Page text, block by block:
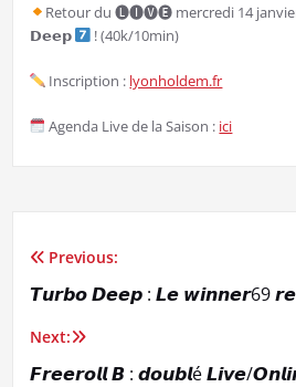
Retour du 🅛🅘🅥🅔 mercredi 14
𝗗𝗲𝗲𝗽
! (40k/10min)
Inscription : lyonholdem.fr
Agenda Live de la Saison : ici
Navigation
de
l’article
Previous:
𝙏𝙪𝙧𝙗𝙤 𝘿𝙚𝙚𝙥 : 𝙇𝙚 𝙬𝙞𝙣𝙣𝙚𝙧69
Next:
𝙁𝙧𝙚𝙚𝙧𝙤𝙡𝙡 𝘽 : 𝙙𝙤𝙪𝙗𝙡é 𝙇𝙞𝙫𝙚/